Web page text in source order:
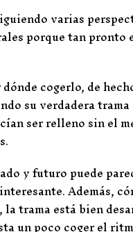
varias
porque tan
cogerlo, de
su verdadera
ser relleno sin el
y futuro puede
Además,
trama está bien
un poco coger el